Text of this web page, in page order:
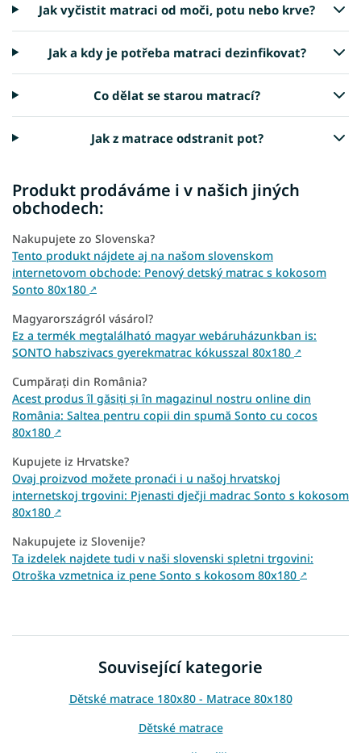
Jak vyčistit matraci od moči, potu nebo krve?
Jak a kdy je potřeba matraci dezinfikovat?
Co dělat se starou matrací?
Jak z matrace odstranit pot?
Produkt prodáváme i v našich jiných
obchodech:
Nakupujete zo Slovenska?
Tento produkt nájdete aj na našom slovenskom
internetovom obchode: Penový detský matrac s kokosom
Sonto 80x180 ↗
Magyarországról vásárol?
Ez a termék megtalálható magyar webáruházunkban is:
SONTO habszivacs gyerekmatrac kókusszal 80x180 ↗
Cumpărați din România?
Acest produs îl găsiți și în magazinul nostru online din
România: Saltea pentru copii din spumă Sonto cu cocos
80x180 ↗
Kupujete iz Hrvatske?
Ovaj proizvod možete pronaći i u našoj hrvatskoj
internetskoj trgovini: Pjenasti dječji madrac Sonto s kokosom
80x180 ↗
Nakupujete iz Slovenije?
Ta izdelek najdete tudi v naši slovenski spletni trgovini:
Otroška vzmetnica iz pene Sonto s kokosom 80x180 ↗
Související kategorie
Dětské matrace 180x80 - Matrace 80x180
Dětské matrace